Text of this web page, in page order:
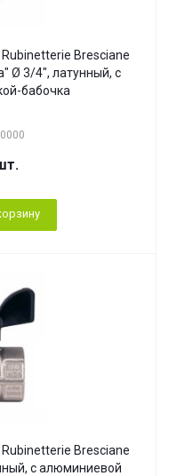
Bresciane
Ø 3/4", латунный, с
бабочка
Bresciane
с алюминиевой